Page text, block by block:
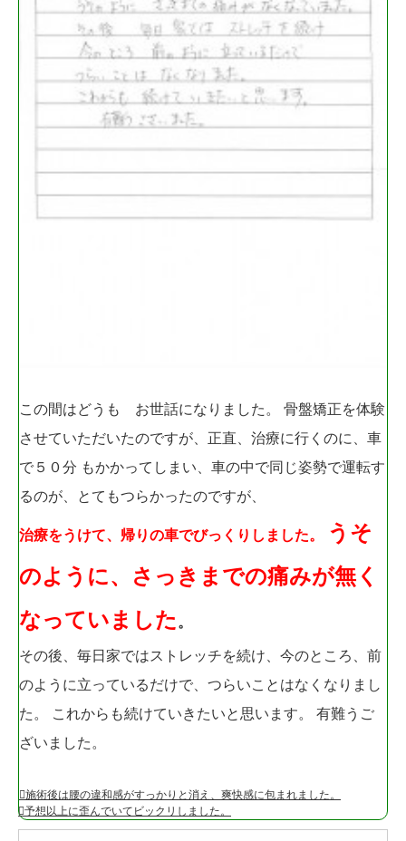
この間はどうも お世話になりました。 骨盤矯正を体験
させていただいたのですが、正直、治療に行くのに、車
で５０分 もかかってしまい、車の中で同じ姿勢で運転す
るのが、とてもつらかったのですが、
治療をうけて、帰りの車でびっくりしました。
うそ
のように、さっきまでの痛みが無く
なっていました 。
その後、毎日家ではストレッチを続け、今のところ、前
のように立っているだけで、つらいことはなくなりまし
た。 これからも続けていきたいと思います。 有難うご
ざいました。
施術後は腰の違和感がすっかりと消え、爽快感に包まれました。
予想以上に歪んでいてビックリしました。